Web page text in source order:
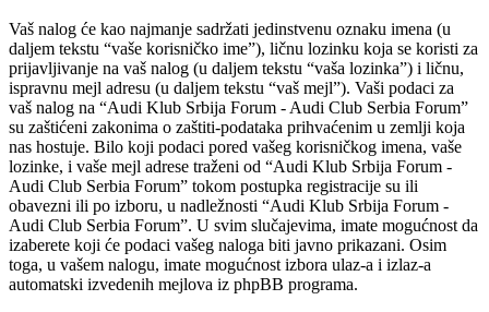
Vaš nalog će kao najmanje sadržati jedinstvenu oznaku imena (u
daljem tekstu “vaše korisničko ime”), ličnu lozinku koja se koristi za
prijavljivanje na vaš nalog (u daljem tekstu “vaša lozinka”) i ličnu,
ispravnu mejl adresu (u daljem tekstu “vaš mejl”). Vaši podaci za
vaš nalog na “Audi Klub Srbija Forum - Audi Club Serbia Forum”
su zaštićeni zakonima o zaštiti-podataka prihvaćenim u zemlji koja
nas hostuje. Bilo koji podaci pored vašeg korisničkog imena, vaše
lozinke, i vaše mejl adrese traženi od “Audi Klub Srbija Forum -
Audi Club Serbia Forum” tokom postupka registracije su ili
obavezni ili po izboru, u nadležnosti “Audi Klub Srbija Forum -
Audi Club Serbia Forum”. U svim slučajevima, imate mogućnost da
izaberete koji će podaci vašeg naloga biti javno prikazani. Osim
toga, u vašem nalogu, imate mogućnost izbora ulaz-a i izlaz-a
automatski izvedenih mejlova iz phpBB programa.